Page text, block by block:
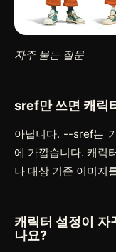
자주 묻는 질문
sref만 쓰면 캐릭
아닙니다. --sref는
에 가깝습니다. 캐릭
나 대상 기준 이미지
캐릭터 설정이 자
나요?